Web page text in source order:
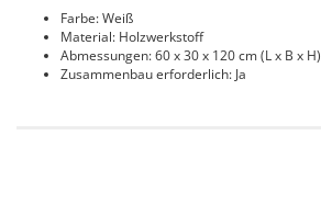
Farbe: Weiß
Material: Holzwerkstoff
Abmessungen: 60 x 30 x 120 cm (L x B x H)
Zusammenbau erforderlich: Ja